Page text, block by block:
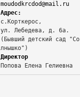
moudodkrcdod@mail.ru
Адрес:
с.Корткерос,
ул. Лебедева, д. 6а.
(Бывший детский сад "Со
Директор
Попова Елена Гелиевна